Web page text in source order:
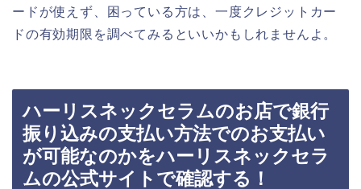
ードが使えず、困っている方は、一度クレジットカー
ドの有効期限を調べてみるといいかもしれませんよ。
ハーリスネックセラムのお店で銀行
振り込みの支払い方法でのお支払い
が可能なのかをハーリスネックセラ
ムの公式サイトで確認する！